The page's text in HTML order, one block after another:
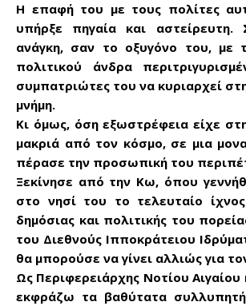
Sing up for our
to stay in the loop.
Η επαφή του με τους πολίτες
υπήρξε πηγαία και αστείρευτη.
ανάγκη, σαν το οξυγόνο του, με
πολιτικού άνδρα
συμπατριώτες του να κυριαρχεί
μνήμη.
Κι όμως, όση εξωστρέφεια είχε
μακριά από τον κόσμο, σε μια
πέρασε την προσωπική του
Ξεκίνησε από την Κω, όπου
στο νησί του το τελευταίο
δημόσιας και πολιτικής του
του Διεθνούς Ιπποκράτειου
θα μπορούσε να γίνει αλλιώς για
Ως Περιφερειάρχης Νοτίου
εκφράζω τα βαθύτατα